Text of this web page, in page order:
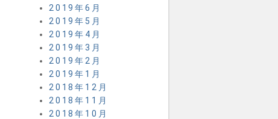
2019年6月
2019年5月
2019年4月
2019年3月
2019年2月
2019年1月
2018年12月
2018年11月
2018年10月